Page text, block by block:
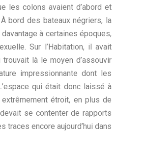
les colons avaient d’abord et
bord des bateaux négriers, la
à certaines époques,
Sur l’Habitation, il avait
là le moyen d’assouvir
impressionnante dont les
qui était donc laissé à
étroit, en plus de
se contenter de rapports
encore aujourd’hui dans